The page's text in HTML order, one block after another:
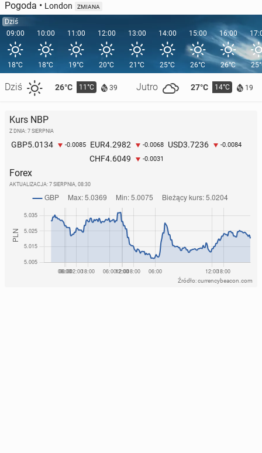
Pogoda • London ZMIANA
Dziś
09:00
18°C
Dziś 26°C 11°C 39 Jutro 27°C 14°C 19
10:00
18°C
11:00
19°C
12:00
20°C
13:00
21°C
14:00
25°C
15:00
26°C
16:00
26°C
Kurs NBP
Z DNIA: 7 SIERPNIA
GBP5.0134 -0.0085 EUR4.2982 -0.0068 USD3.7236 -0.0084
CHF4.6049 -0.0031
Forex
AKTUALIZACJA: 7 SIERPNIA, 08:30
Źródło: currencybeacon.com